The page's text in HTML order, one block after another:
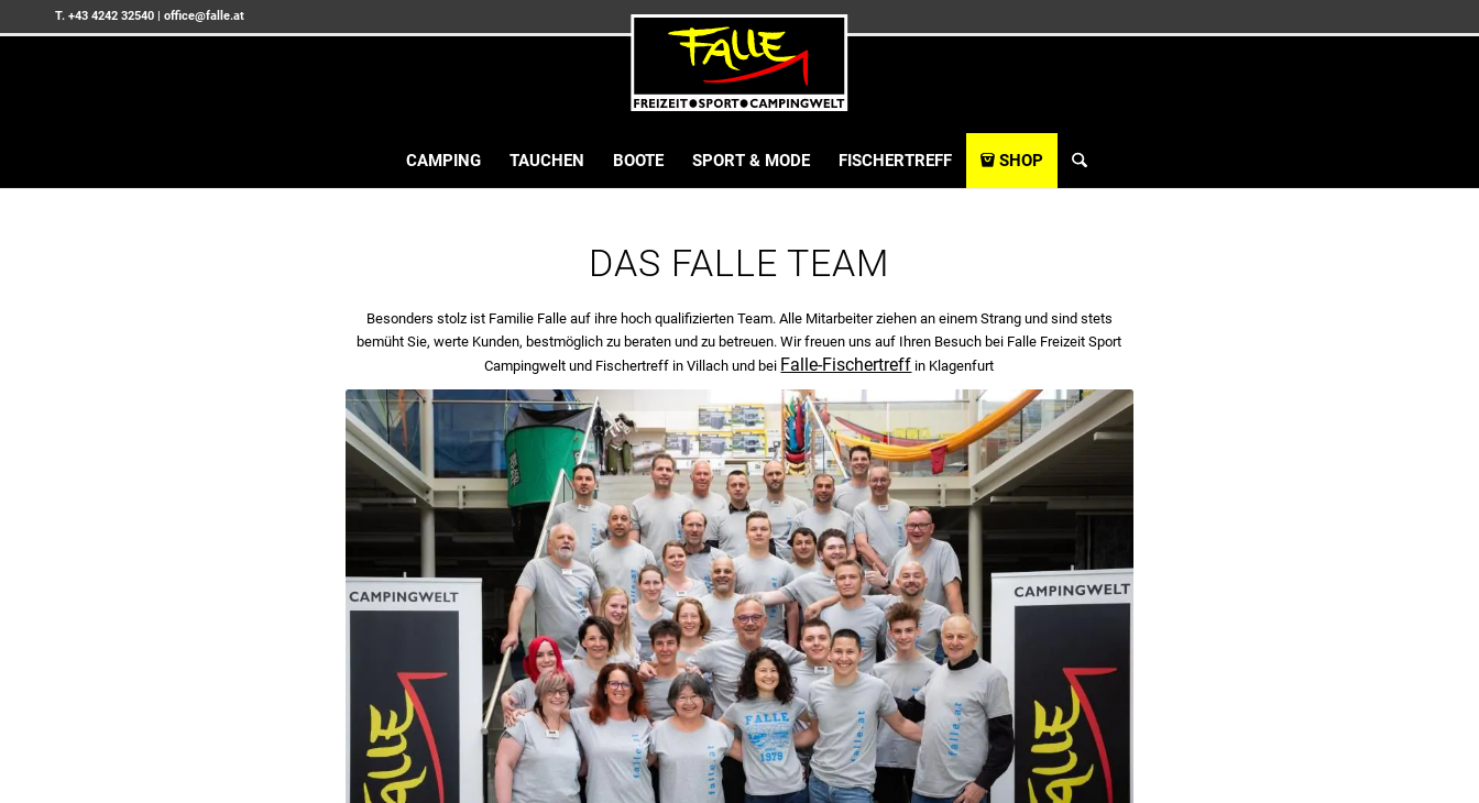
T. +43 4242 32540 | office@falle.at
CAMPING TAUCHEN BOOTE SPORT & MODE FISCHERTREFF SHOP
DAS FALLE TEAM
Besonders stolz ist Familie Falle auf ihre hoch qualifizierten Team. Alle Mitarbeiter ziehen an einem Strang und sind stets
bemüht Sie, werte Kunden, bestmöglich zu beraten und zu betreuen. Wir freuen uns auf Ihren Besuch bei Falle Freizeit Sport
Campingwelt und Fischertreff in Villach und bei Falle-Fischertreff in Klagenfurt